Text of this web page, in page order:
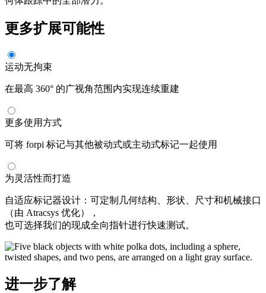
更多扩展可能性
运动无拘束
在最高 360° 的广视角范围内实现连续重建
更多使用方式
可将 forpi 标记与其他被动式或主动式标记一起使用
为灵活性而打造
自适应标记器设计：可定制几何结构、形状、尺寸和机械接口
（由 Atracsys 优化），
也可选择我们的现成全向指针进行快速测试。
进一步了解